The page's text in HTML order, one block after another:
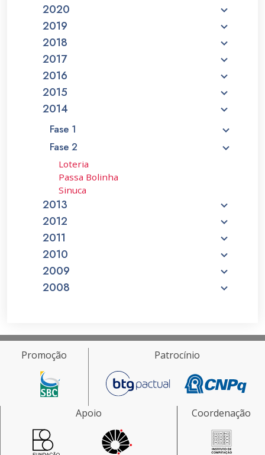
2020
2019
2018
2017
2016
2015
2014
Fase 1
Fase 2
Loteria
Passa Bolinha
Sinuca
2013
2012
2011
2010
2009
2008
Promoção Patrocínio
Apoio Coordenação